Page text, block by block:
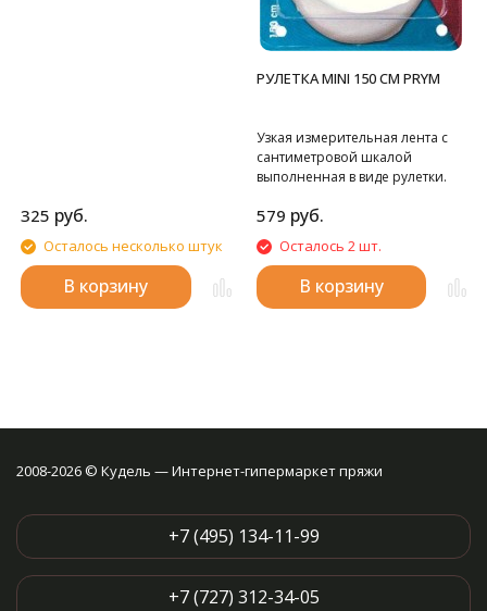
325 руб.
Осталось несколько штук
В корзину
РУЛЕТКА MINI 150 СМ PRYM
Узкая измерительная лента с
сантиметровой шкалой
выполненная в виде рулетки.
579 руб.
Осталось 2 шт.
В корзину
2008-2026 © Кудель — Интернет-гипермаркет пряжи
+7 (495) 134-11-99
+7 (727) 312-34-05